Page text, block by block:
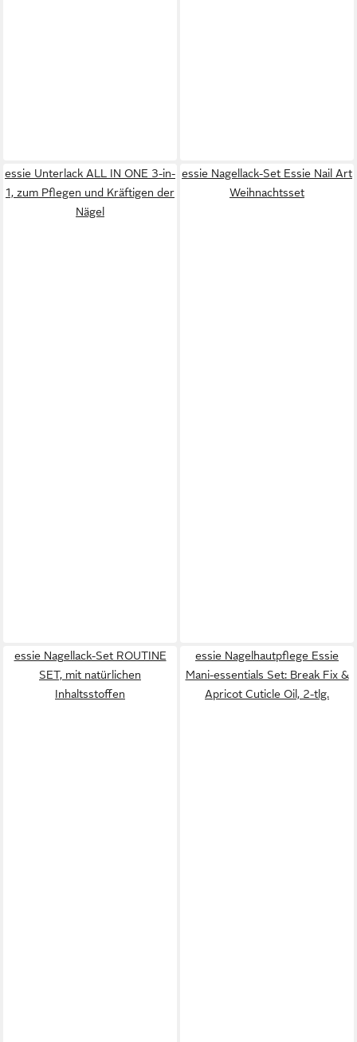
essie Unterlack ALL IN ONE 3-in-
1, zum Pflegen und Kräftigen der
Nägel
essie Nagellack-Set Essie Nail Art
Weihnachtsset
essie Nagellack-Set ROUTINE
SET, mit natürlichen
Inhaltsstoffen
essie Nagelhautpflege Essie
Mani-essentials Set: Break Fix &
Apricot Cuticle Oil, 2-tlg.